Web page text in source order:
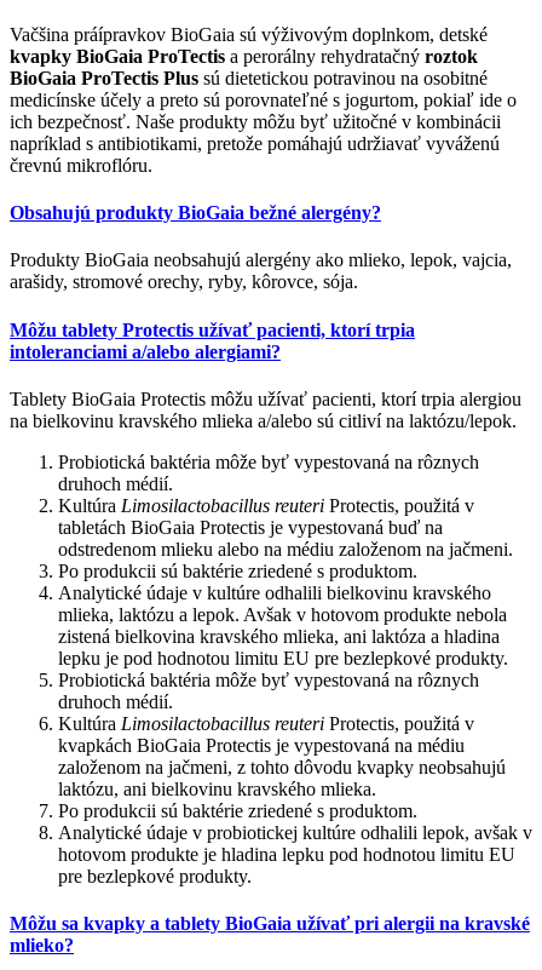
Vačšina práípravkov BioGaia sú výživovým doplnkom, detské
kvapky BioGaia ProTectis a perorálny rehydratačný roztok
BioGaia ProTectis Plus sú dietetickou potravinou na osobitné
medicínske účely a preto sú porovnateľné s jogurtom, pokiaľ ide o
ich bezpečnosť. Naše produkty môžu byť užitočné v kombinácii
napríklad s antibiotikami, pretože pomáhajú udržiavať vyváženú
črevnú mikroflóru.
Obsahujú produkty BioGaia bežné alergény?
Produkty BioGaia neobsahujú alergény ako mlieko, lepok, vajcia,
arašidy, stromové orechy, ryby, kôrovce, sója.
Môžu tablety Protectis užívať pacienti, ktorí trpia
intoleranciami a/alebo alergiami?
Tablety BioGaia Protectis môžu užívať pacienti, ktorí trpia alergiou
na bielkovinu kravského mlieka a/alebo sú citliví na laktózu/lepok.
Probiotická baktéria môže byť vypestovaná na rôznych
druhoch médií.
Kultúra Limosilactobacillus reuteri Protectis, použitá v
tabletách BioGaia Protectis je vypestovaná buď na
odstredenom mlieku alebo na médiu založenom na jačmeni.
Po produkcii sú baktérie zriedené s produktom.
Analytické údaje v kultúre odhalili bielkovinu kravského
mlieka, laktózu a lepok. Avšak v hotovom produkte nebola
zistená bielkovina kravského mlieka, ani laktóza a hladina
lepku je pod hodnotou limitu EU pre bezlepkové produkty.
Probiotická baktéria môže byť vypestovaná na rôznych
druhoch médií.
Kultúra Limosilactobacillus reuteri Protectis, použitá v
kvapkách BioGaia Protectis je vypestovaná na médiu
založenom na jačmeni, z tohto dôvodu kvapky neobsahujú
laktózu, ani bielkovinu kravského mlieka.
Po produkcii sú baktérie zriedené s produktom.
Analytické údaje v probiotickej kultúre odhalili lepok, avšak v
hotovom produkte je hladina lepku pod hodnotou limitu EU
pre bezlepkové produkty.
Môžu sa kvapky a tablety BioGaia užívať pri alergii na kravské
mlieko?